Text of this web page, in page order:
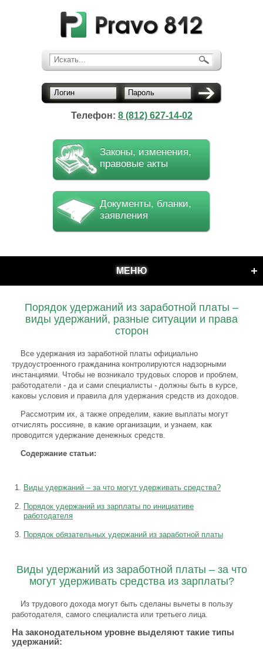
Искать...
Логин Пароль
Телефон: 8 (812) 627-14-02
Законы, изменения,
правовые акты
Документы, бланки,
заявления
МЕНЮ
Порядок удержаний из заработной платы –
виды удержаний, разные ситуации и права
сторон
Все удержания из заработной платы официально
трудоустроенного гражданина контролируются надзорными
инстанциями. Чтобы не возникало трудовых споров и проблем,
работодатели - да и сами специалисты - должны быть в курсе,
каковы условия и правила для удержания средств из доходов.
Рассмотрим их, а также определим, какие выплаты могут
отчислять россияне, в какие организации, и узнаем, как
проводится удержание денежных средств.
Содержание статьи:
Виды удержаний – за что могут удерживать средства?
Порядок удержаний из зарплаты по инициативе
работодателя
Порядок обязательных удержаний из заработной платы
Виды удержаний из заработной платы – за что
могут удерживать средства из зарплаты?
Из трудового дохода могут быть сделаны вычеты в пользу
работодателя, самого специалиста или третьего лица.
На законодательном уровне выделяют такие типы
удержаний: